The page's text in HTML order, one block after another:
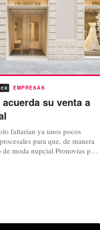
EMPRESAS
su venta a
faltarían ya unos pocos
para que, de manera
moda nupcial Pronovias pase
en concurso de
tras el cual, y si no hay